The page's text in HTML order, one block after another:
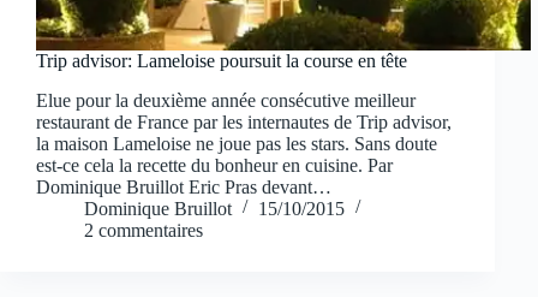
Trip advisor: Lameloise poursuit la course en tête
Elue pour la deuxième année consécutive meilleur
restaurant de France par les internautes de Trip advisor,
la maison Lameloise ne joue pas les stars. Sans doute
est-ce cela la recette du bonheur en cuisine. Par
Dominique Bruillot Eric Pras devant…
Dominique Bruillot
15/10/2015
2 commentaires